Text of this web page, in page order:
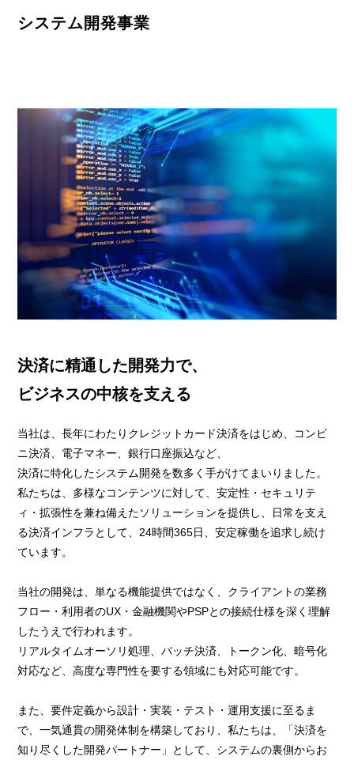
システム開発事業
決済に精通した開発力で、
ビジネスの中核を支える
当社は、長年にわたりクレジットカード決済をはじめ、コンビ
ニ決済、電子マネー、銀行口座振込など、
決済に特化したシステム開発を数多く手がけてまいりました。
私たちは、多様なコンテンツに対して、安定性・セキュリテ
ィ・拡張性を兼ね備えたソリューションを提供し、日常を支え
る決済インフラとして、24時間365日、安定稼働を追求し続け
ています。
当社の開発は、単なる機能提供ではなく、クライアントの業務
フロー・利用者のUX・金融機関やPSPとの接続仕様を深く理解
したうえで行われます。
リアルタイムオーソリ処理、バッチ決済、トークン化、暗号化
対応など、高度な専門性を要する領域にも対応可能です。
また、要件定義から設計・実装・テスト・運用支援に至るま
で、一気通貫の開発体制を構築しており、私たちは、「決済を
知り尽くした開発パートナー」として、システムの裏側からお